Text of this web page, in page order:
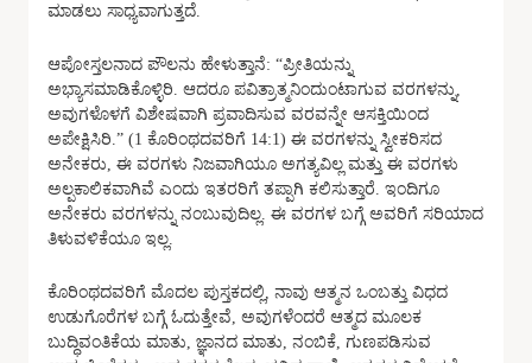
ಮಾಡಲು ಸಾಧ್ಯವಾಗುತ್ತದೆ.
ಆಪೋಸ್ತಲನಾದ ಪೌಲನು ಹೇಳುತ್ತಾನೆ: “ಪ್ರೀತಿಯನ್ನು
ಅಭ್ಯಾಸಮಾಡಿಕೊಳ್ಳಿರಿ. ಆದರೂ ಪವಿತ್ರಾತ್ಮನಿಂದುಂಟಾಗುವ ವರಗಳನ್ನು,
ಅವುಗಳೊಳಗೆ ವಿಶೇಷವಾಗಿ ಪ್ರವಾದಿಸುವ ವರವನ್ನೇ ಆಸಕ್ತಿಯಿಂದ
ಅಪೇಕ್ಷಿಸಿರಿ.” (1 ಕೊರಿಂಥದವರಿಗೆ 14:1) ಈ ವರಗಳನ್ನು ಸ್ವೀಕರಿಸದ
ಅನೇಕರು, ಈ ವರಗಳು ನಿಜವಾಗಿಯೂ ಅಗತ್ಯವಿಲ್ಲ ಮತ್ತು ಈ ವರಗಳು
ಅಲ್ಪಕಾಲಿಕವಾಗಿವೆ ಎಂದು ಇತರರಿಗೆ ತಪ್ಪಾಗಿ ಕಲಿಸುತ್ತಾರೆ. ಇಂದಿಗೂ
ಅನೇಕರು ವರಗಳನ್ನು ನಂಬುವುದಿಲ್ಲ. ಈ ವರಗಳ ಬಗ್ಗೆ ಅವರಿಗೆ ಸರಿಯಾದ
ತಿಳುವಳಿಕೆಯೂ ಇಲ್ಲ.
ಕೊರಿಂಥದವರಿಗೆ ಮೊದಲ ಪುಸ್ತಕದಲ್ಲಿ, ನಾವು ಆತ್ಮನ ಒಂಬತ್ತು ವಿಧದ
ಉಡುಗೊರೆಗಳ ಬಗ್ಗೆ ಓದುತ್ತೇವೆ, ಅವುಗಳೆಂದರೆ ಆತ್ಮದ ಮೂಲಕ
ಬುದ್ಧಿವಂತಿಕೆಯ ಮಾತು, ಜ್ಞಾನದ ಮಾತು, ನಂಬಿಕೆ, ಗುಣಪಡಿಸುವ